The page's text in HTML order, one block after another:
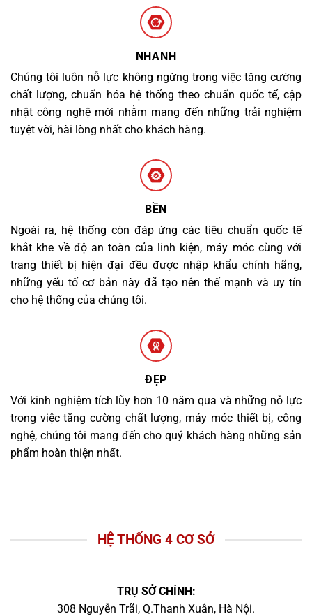
NHANH
Chúng tôi luôn nỗ lực không ngừng trong việc tăng cường
chất lượng, chuẩn hóa hệ thống theo chuẩn quốc tế, cập
nhật công nghệ mới nhằm mang đến những trải nghiệm
tuyệt vời, hài lòng nhất cho khách hàng.
BỀN
Ngoài ra, hệ thống còn đáp ứng các tiêu chuẩn quốc tế
khắt khe về độ an toàn của linh kiện, máy móc cùng với
trang thiết bị hiện đại đều được nhập khẩu chính hãng,
những yếu tố cơ bản này đã tạo nên thế mạnh và uy tín
cho hệ thống của chúng tôi.
ĐẸP
Với kinh nghiệm tích lũy hơn 10 năm qua và những nỗ lực
trong việc tăng cường chất lượng, máy móc thiết bị, công
nghệ, chúng tôi mang đến cho quý khách hàng những sản
phẩm hoàn thiện nhất.
HỆ THỐNG 4 CƠ SỞ
TRỤ SỞ CHÍNH:
308 Nguyễn Trãi, Q.Thanh Xuân, Hà Nội.